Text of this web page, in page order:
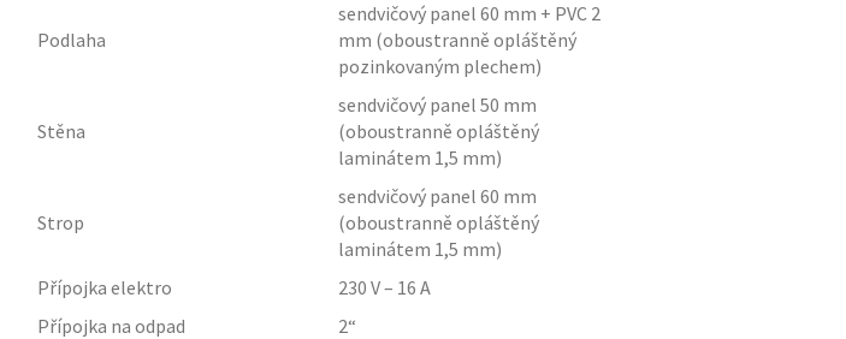
Podlaha
sendvičový panel 60 mm + PVC 2
mm (oboustranně opláštěný
pozinkovaným plechem)
Stěna
sendvičový panel 50 mm
(oboustranně opláštěný
laminátem 1,5 mm)
Strop
sendvičový panel 60 mm
(oboustranně opláštěný
laminátem 1,5 mm)
Přípojka elektro
230 V – 16 A
Přípojka na odpad
2“